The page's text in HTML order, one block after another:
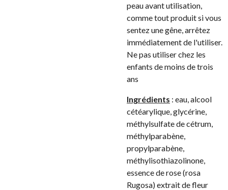
peau avant utilisation,
comme tout produit si vous
sentez une gêne, arrêtez
immédiatement de l'utiliser.
Ne pas utiliser chez les
enfants de moins de trois
ans
Ingrédients : eau, alcool
cétéarylique, glycérine,
méthylsulfate de cétrum,
méthylparabène,
propylparabène,
méthylisothiazolinone,
essence de rose (rosa
Rugosa) extrait de fleur